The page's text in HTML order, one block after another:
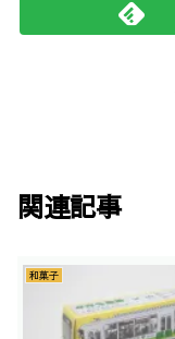
関連記事
和菓子